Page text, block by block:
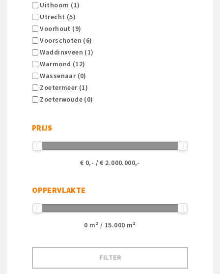
Uithoorn (1)
Utrecht (5)
Voorhout (9)
Voorschoten (6)
Waddinxveen (1)
Warmond (12)
Wassenaar (0)
Zoetermeer (1)
Zoeterwoude (0)
PRIJS
€ 0,- / € 2.000.000,-
OPPERVLAKTE
0 m² / 15.000 m²